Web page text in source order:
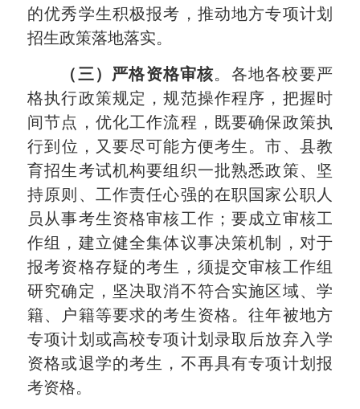
的优秀学生积极报考，推动地方专项计划
招生政策落地落实。
（三）严格资格审核。 各地各校要严
格执行政策规定，规范操作程序，把握时
间节点，优化工作流程，既要确保政策执
行到 位，又要尽可能方便考生 。市、县教
育招生考试机构要组织一批熟悉政策、坚
持原则、工作责任心强的在职国家公职人
员从事考生资格审核工作；要成立审核工
作组， 建立健全集体议事决策机制，对于
报考资格存疑的考生，须提交审核工作组
研究确定，坚决取消不符合实施区域、学
籍、户籍等要求的考生资格。往年被地方
专项计划或高校专项计划录取后放弃入学
资格或退学的考生，不再具有专项计划报
考资格。